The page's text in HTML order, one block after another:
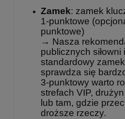
Zamek: zamek
1-punktowe
punktowe)
→ Nasza
publicznych siłowni
standardowy
sprawdza się
3-punktowy warto
strefach VIP,
lub tam, gdzie
droższe rzeczy.